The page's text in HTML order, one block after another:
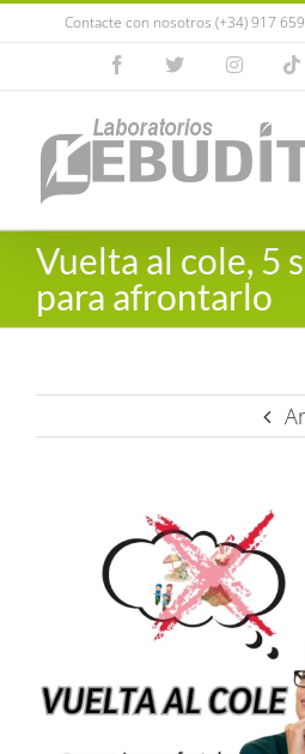
al
Contacte con nosotros (+34) 917
Facebook
X Instagram
Vuelta al cole, 5
para afrontarlo
imagen